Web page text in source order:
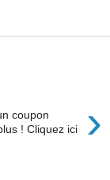
›
coupon
! Cliquez ici